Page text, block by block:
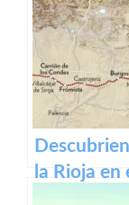
la Rioja en